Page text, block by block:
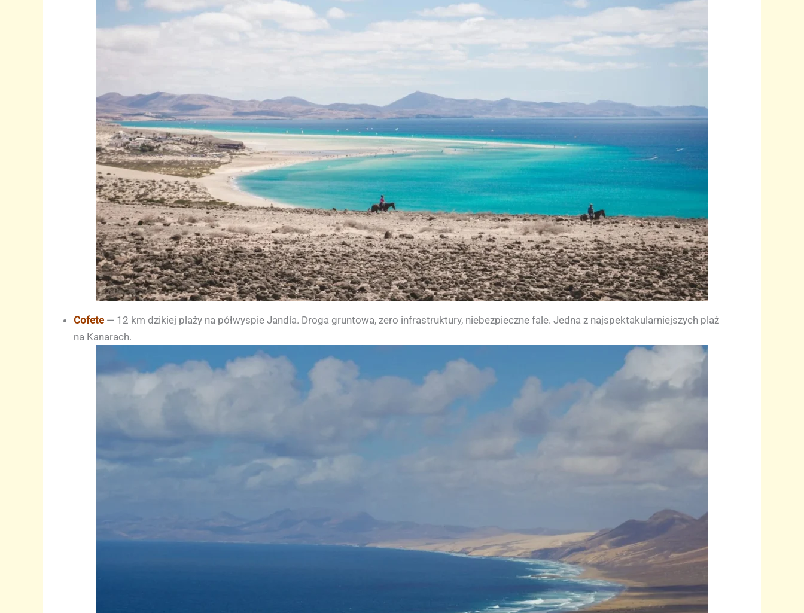
Cofete — 12 km dzikiej plaży na półwyspie Jandía. Droga gruntowa, zero infrastruktury, niebezpieczne fale. Jedna z najspektakularniejszych plaż
na Kanarach.